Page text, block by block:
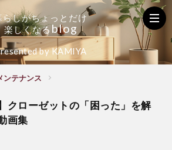
らしがちょ っ と だけ
楽しくなる blog
by KAMIYA お た
ンテナンス
クローゼットの「困った」を解
画集